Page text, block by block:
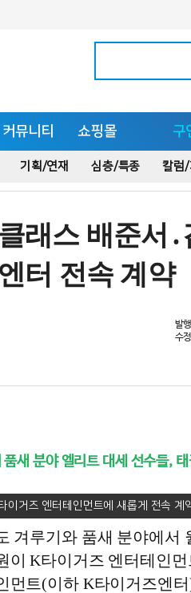
커뮤니티 쇼핑몰 구
기획/연재 심층/특종 칼럼/
래스 배준서
터 전속 계약
발
수
품새 분야 엘리트 대세 선수들,
이거즈 엔터테인먼트에 새롭게 전속 계
겨루기와 품새 분야에서
이 K타이거즈 엔터테인
먼트(이하 K타이거즈엔